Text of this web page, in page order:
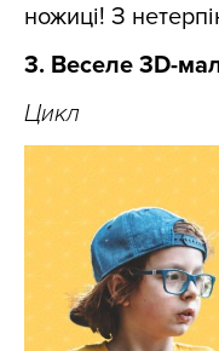
ножиці! З
3. Веселе 3D-
Цикл